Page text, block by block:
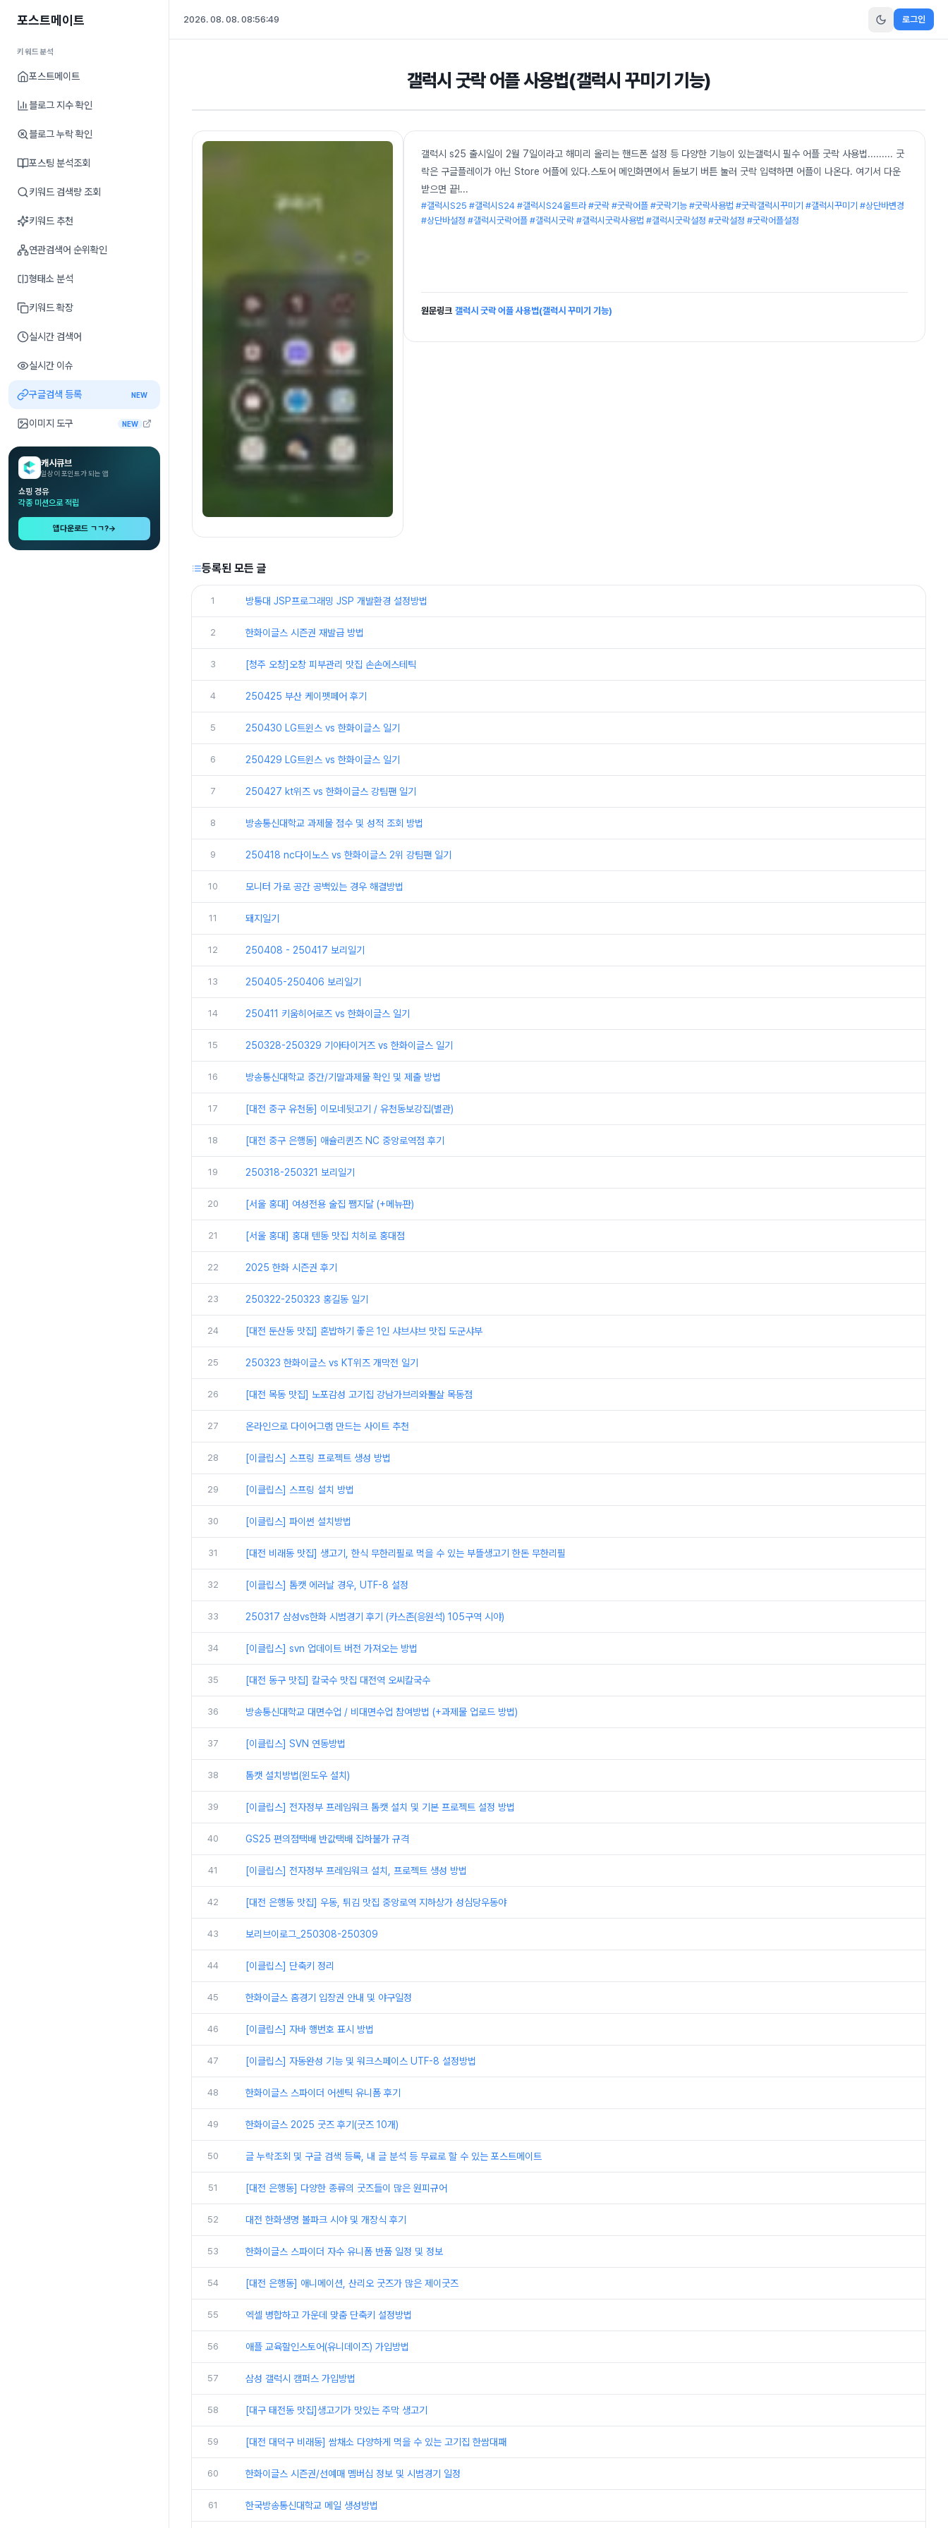
포스트메이트
키워드분석
포스트메이트
블로그 지수 확인
블로그 누락 확인
포스팅 분석조회
키워드 검색량 조회
키워드 추천
연관검색어 순위확인
형태소 분석
키워드 확장
실시간 검색어
실시간 이슈
구글검색 등록 NEW
이미지 도구 NEW
캐시큐브
일상이 포인트가 되는 앱
쇼핑 경유
각종 미션으로 적립
앱다운로드 ㄱㄱ?→
2026. 08. 08. 08:56:50 로그인
갤럭시 굿락 어플 사용법(갤럭시 꾸미기 기능)
갤럭시 s25 출시일이 2월 7일이라고 해미리 올리는 핸드폰 설정 등 다양한 기능이 있는갤럭시 필수 어플 굿락 사용법......... 굿
락은 구글플레이가 아닌 Store 어플에 있다.스토어 메인화면에서 돋보기 버튼 눌러 굿락 입력하면 어플이 나온다. 여기서 다운
받으면 끝!...
#갤럭시S25 #갤럭시S24 #갤럭시S24울트라 #굿락 #굿락어플 #굿락기능 #굿락사용법 #굿락갤럭시꾸미기 #갤럭시꾸미기 #상단바변경
#상단바설정 #갤럭시굿락어플 #갤럭시굿락 #갤럭시굿락사용법 #갤럭시굿락설정 #굿락설정 #굿락어플설정
원문링크 갤럭시 굿락 어플 사용법(갤럭시 꾸미기 기능)
등록된 모든 글
1 방통대 JSP프로그래밍 JSP 개발환경 설정방법
2 한화이글스 시즌권 재발급 방법
3 [청주 오창]오창 피부관리 맛집 손손에스테틱
4 250425 부산 케이펫페어 후기
5 250430 LG트윈스 vs 한화이글스 일기
6 250429 LG트윈스 vs 한화이글스 일기
7 250427 kt위즈 vs 한화이글스 강팀팬 일기
8 방송통신대학교 과제물 점수 및 성적 조회 방법
9 250418 nc다이노스 vs 한화이글스 2위 강팀팬 일기
10 모니터 가로 공간 공백있는 경우 해결방법
11 돼지일기
12 250408 - 250417 보리일기
13 250405-250406 보리일기
14 250411 키움히어로즈 vs 한화이글스 일기
15 250328-250329 기아타이거즈 vs 한화이글스 일기
16 방송통신대학교 중간/기말과제물 확인 및 제출 방법
17 [대전 중구 유천동] 이모네뒷고기 / 유천동보강집(별관)
18 [대전 중구 은행동] 애슐리퀸즈 NC 중앙로역점 후기
19 250318-250321 보리일기
20 [서울 홍대] 여성전용 술집 쨈지달 (+메뉴판)
21 [서울 홍대] 홍대 텐동 맛집 치히로 홍대점
22 2025 한화 시즌권 후기
23 250322-250323 홍길동 일기
24 [대전 둔산동 맛집] 혼밥하기 좋은 1인 샤브샤브 맛집 도군샤부
25 250323 한화이글스 vs KT위즈 개막전 일기
26 [대전 목동 맛집] 노포감성 고기집 강남가브리와뽈살 목동점
27 온라인으로 다이어그램 만드는 사이트 추천
28 [이클립스] 스프링 프로젝트 생성 방법
29 [이클립스] 스프링 설치 방법
30 [이클립스] 파이썬 설치방법
31 [대전 비래동 맛집] 생고기, 한식 무한리필로 먹을 수 있는 부뜰생고기 한돈 무한리필
32 [이클립스] 톰캣 에러날 경우, UTF-8 설정
33 250317 삼성vs한화 시범경기 후기 (카스존(응원석) 105구역 시야)
34 [이클립스] svn 업데이트 버전 가져오는 방법
35 [대전 동구 맛집] 칼국수 맛집 대전역 오씨칼국수
36 방송통신대학교 대면수업 / 비대면수업 참여방법 (+과제물 업로드 방법)
37 [이클립스] SVN 연동방법
38 톰캣 설치방법(윈도우 설치)
39 [이클립스] 전자정부 프레임워크 톰캣 설치 및 기본 프로젝트 설정 방법
40 GS25 편의점택배 반값택배 집하불가 규격
41 [이클립스] 전자정부 프레임워크 설치, 프로젝트 생성 방법
42 [대전 은행동 맛집] 우동, 튀김 맛집 중앙로역 지하상가 성심당우동야
43 보리브이로그_250308-250309
44 [이클립스] 단축키 정리
45 한화이글스 홈경기 입장권 안내 및 야구일정
46 [이클립스] 자바 행번호 표시 방법
47 [이클립스] 자동완성 기능 및 워크스페이스 UTF-8 설정방법
48 한화이글스 스파이더 어센틱 유니폼 후기
49 한화이글스 2025 굿즈 후기(굿즈 10개)
50 글 누락조회 및 구글 검색 등록, 내 글 분석 등 무료로 할 수 있는 포스트메이트
51 [대전 은행동] 다양한 종류의 굿즈들이 많은 원피규어
52 대전 한화생명 볼파크 시야 및 개장식 후기
53 한화이글스 스파이더 자수 유니폼 반품 일정 및 정보
54 [대전 은행동] 애니메이션, 산리오 굿즈가 많은 제이굿즈
55 엑셀 병합하고 가운데 맞춤 단축키 설정방법
56 애플 교육할인스토어(유니데이즈) 가입방법
57 삼성 갤럭시 캠퍼스 가입방법
58 [대구 태전동 맛집]생고기가 맛있는 주막 생고기
59 [대전 대덕구 비래동] 쌈채소 다양하게 먹을 수 있는 고기집 한쌈대패
60 한화이글스 시즌권/선예매 멤버십 정보 및 시범경기 일정
61 한국방송통신대학교 메일 생성방법